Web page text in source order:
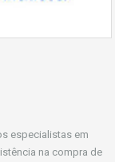
especialistas em
na compra de